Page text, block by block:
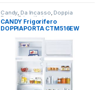
Candy, Da Incasso, Doppia
Porta,Frigoriferi
CANDY Frigorifero
DOPPIAPORTA CTM516EW